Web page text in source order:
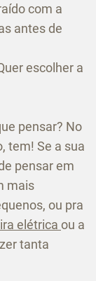
com a
antes de
escolher a
pensar? No
tem! Se a sua
pensar em
mais
ou pra
elétrica ou a
tanta